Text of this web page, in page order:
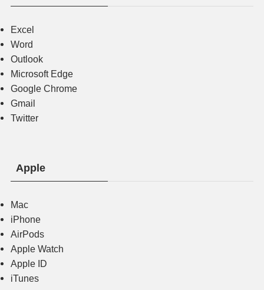
Excel
Word
Outlook
Microsoft Edge
Google Chrome
Gmail
Twitter
Apple
Mac
iPhone
AirPods
Apple Watch
Apple ID
iTunes